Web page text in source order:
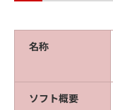
名称
ソフト概要